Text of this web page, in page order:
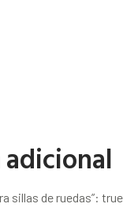
sillas de ruedas”: